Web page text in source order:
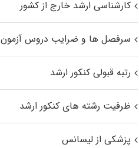
کارشناسی ارشد خارج از کشور
سرفصل ها و ضرایب دروس آزمون
رتبه قبولی کنکور ارشد
ظرفیت رشته های کنکور ارشد
پزشکی از لیسانس